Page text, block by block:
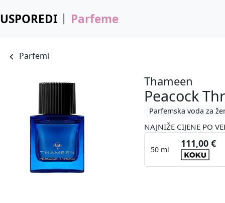
USPOREDI Parfeme
Parfemi
Thameen
Peacock
Parfemska voda za
NAJNIŽE CIJENE PO
50 ml
111,00 €